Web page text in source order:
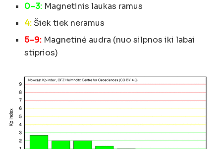
0–3: Magnetinis laukas ramus
4: Šiek tiek neramus
5–9: Magnetinė audra (nuo silpnos iki labai
stiprios)